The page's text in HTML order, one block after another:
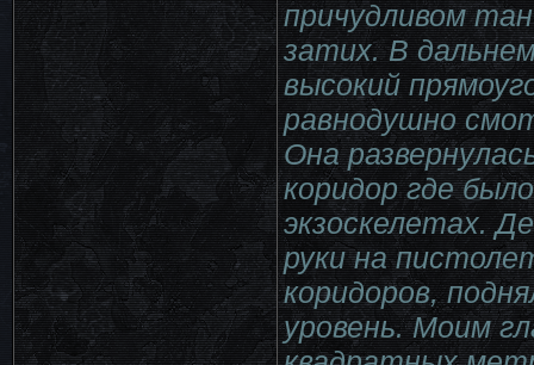
причудливом
затих. В
высокий
равнодушно
Она
коридор где
экзоскелетах.
руки на
коридоров,
уровень. Моим